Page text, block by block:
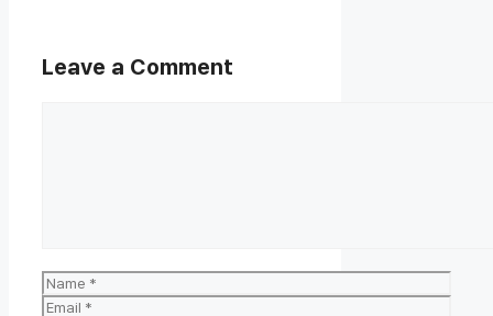
Leave a Comment
Name
Email